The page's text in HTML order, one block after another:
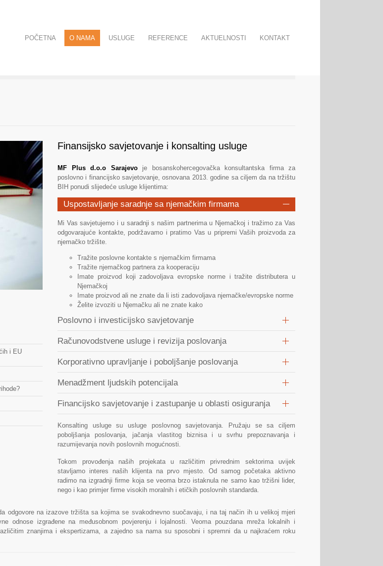
POČETNA O NAMA USLUGE REFERENCE AKTUELNOSTI KONTAKT
i EU
Finansijsko savjetovanje i konsalting usluge
MF Plus d.o.o Sarajevoje bosanskohercegovačka konsultantska firma za
poslovno i financijsko savjetovanje, osnovana 2013. godine sa ciljem da na tržištu
BIH ponudi slijedeće usluge klijentima:
Uspostavljanje saradnje sa njemačkim firmama
Mi Vas savjetujemo i u saradnji s našim partnerima u Njemačkoj i tražimo za Vas
odgovarajuće kontakte, podržavamo i pratimo Vas u pripremi Vaših proizvoda za
njemačko tržište.
Tražite poslovne kontakte s njemačkim firmama
Tražite njemačkog partnera za kooperaciju
Imate proizvod koji zadovoljava evropske norme i tražite distributera u
Njemačkoj
Imate proizvod ali ne znate da li isti zadovoljava njemačke/evropske norme
Želite izvoziti u Njemačku ali ne znate kako
Poslovno i investicijsko savjetovanje
Računovodstvene usluge i revizija poslovanja
Korporativno upravljanje i poboljšanje poslovanja
Menadžment ljudskih potencijala
Financijsko savjetovanje i zastupanje u oblasti osiguranja
Konsalting usluge su usluge poslovnog savjetovanja. Pružaju se sa ciljem
poboljšanja poslovanja, jačanja vlastitog biznisa i u svrhu prepoznavanja i
razumijevanja novih poslovnih mogućnosti.
Tokom provođenja naših projekata u različitim privrednim sektorima uvijek
stavljamo interes naših klijenta na prvo mjesto. Od samog početaka aktivno
radimo na izgradnji firme koja se veoma brzo istaknula ne samo kao tržišni lider,
nego i kao primjer firme visokih moralnih i etičkih poslovnih standarda.
odgovore na izazove tržišta sa kojima se svakodnevno suočavaju, i na taj način ih u velikoj mjeri
odnose izgrađene na međusobnom povjerenju i lojalnosti. Veoma pouzdana mreža lokalnih i
znanjima i ekspertizama, a zajedno sa nama su sposobni i spremni da u najkraćem roku